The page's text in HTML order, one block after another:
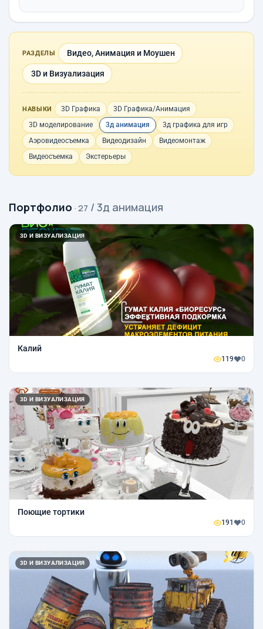
РАЗДЕЛЫ Видео, Анимация и Моушен
3D и Визуализация
НАВЫКИ 3D Графика
3D Графика/Анимация
3D моделирование
3д анимация
3д графика для игр
Аэровидеосъемка
Видеодизайн
Видеомонтаж
Видеосъемка
Экстерьеры
Портфолио · 27 / 3д анимация
3D И ВИЗУАЛИЗАЦИЯ
Калий
119 0
3D И ВИЗУАЛИЗАЦИЯ
Поющие тортики
191 0
3D И ВИЗУАЛИЗАЦИЯ